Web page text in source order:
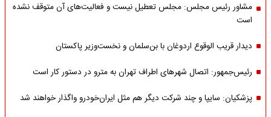
مشاور رئیس مجلس: مجلس تعطیل نیست و فعالیت‌های آن متوقف نشده
است
دیدار قریب الوقوع اردوغان با بن‌سلمان و نخست‌وزیر پاکستان
رئیس‌جمهور: اتصال شهرهای اطراف تهران به مترو در دستور کار است
پزشکیان: سایپا و چند شرکت دیگر هم مثل ایران‌خودرو واگذار خواهند شد